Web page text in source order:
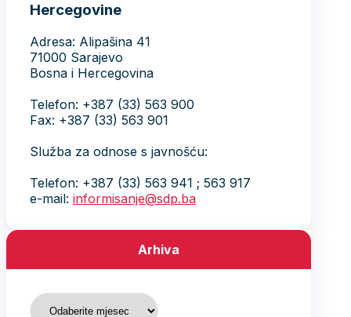
Hercegovine
Adresa: Alipašina 41
71000 Sarajevo
Bosna i Hercegovina
Telefon: +387 (33) 563 900
Fax: +387 (33) 563 901
Služba za odnose s javnošću:
Telefon: +387 (33) 563 941 ; 563 917
e-mail: informisanje@sdp.ba
Arhiva
Arhiva